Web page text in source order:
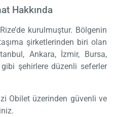
Hakkında
kurulmuştur. Bölgenin
şirketlerinden biri olan
Ankara, İzmir, Bursa,
şehirlere düzenli seferler
Obilet üzerinden güvenli ve